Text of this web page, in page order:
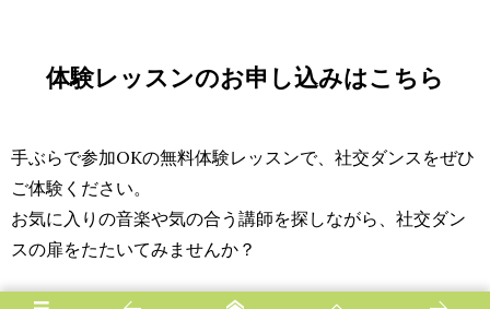
体験レッスンのお申し込みはこちら
手ぶらで参加OKの無料体験レッスンで、社交ダンスをぜひ
ご体験ください。
お気に入りの音楽や気の合う講師を探しながら、社交ダン
スの扉をたたいてみませんか？